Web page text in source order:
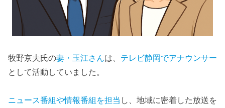
牧野京夫氏の妻・玉江さんは、 テレビ静岡でアナウンサー
として活動していました。
ニュース番組や情報番組を担当 し、地域に密着した放送を